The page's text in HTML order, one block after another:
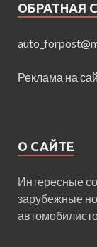
ОБРАТНАЯ
Реклама на
О САЙТЕ
Интересные
зарубежные